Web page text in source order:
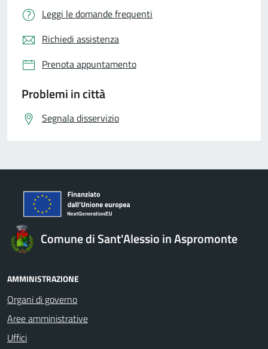
Leggi le domande frequenti
Richiedi assistenza
Prenota appuntamento
Problemi in città
Segnala disservizio
Comune di Sant'Alessio in Aspromonte
AMMINISTRAZIONE
Organi di governo
Aree amministrative
Uffici